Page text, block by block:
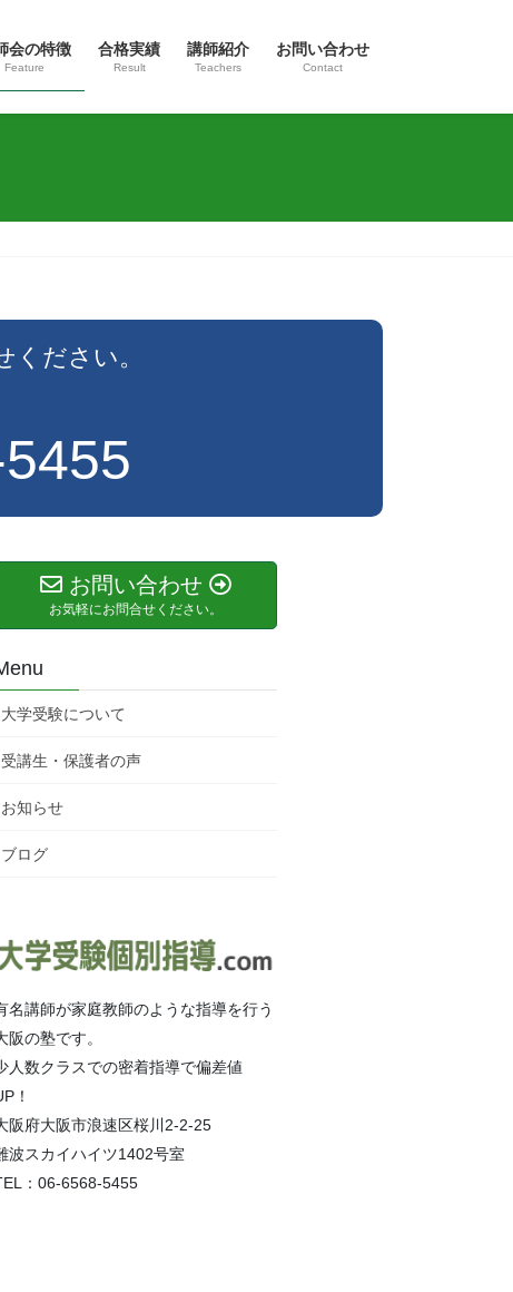
会の特徴
Feature
合格実績
Result
講師紹介
Teachers
お問い合わせ
Contact
ださい。
お問い合わせ
お気軽にお問合せください。
大学受験について
受講生・保護者の声
お知らせ
ブログ
名講師が家庭教師のような指導を行う
阪の塾です。
人数クラスでの密着指導で偏差値
！
阪府大阪市浪速区桜川2-2-25
波スカイハイツ1402号室
：06-6568-5455